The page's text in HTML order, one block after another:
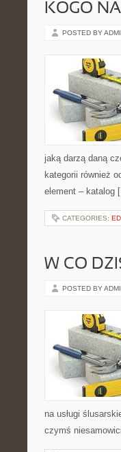
KOGO
POSTED BY
jaką darzą daną
kategorii również
element – katalog
CATEGORIES:
W CO
POSTED BY
na usługi
czymś